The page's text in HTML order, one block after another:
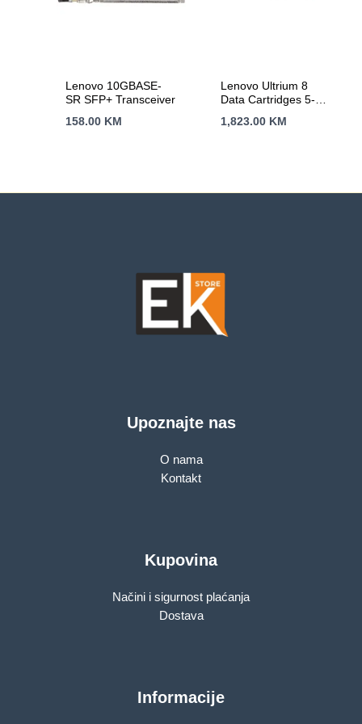
Lenovo 10GBASE-
SR SFP+ Transceiver
158.00 KM
Lenovo Ultrium 8
Data Cartridges 5-
1,823.00 KM
Upoznajte nas
O nama
Kontakt
Kupovina
Načini i sigurnost plaćanja
Dostava
Informacije